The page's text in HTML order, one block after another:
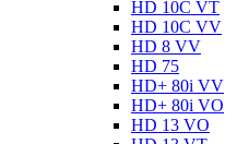
HD 10C VT
HD 10C VV
HD 8 VV
HD 75
HD+ 80i VV
HD+ 80i VO
HD 13 VO